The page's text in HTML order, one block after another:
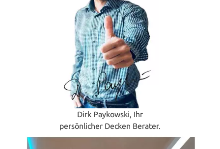
Dirk Paykowski, Ihr
persönlicher Decken Berater.